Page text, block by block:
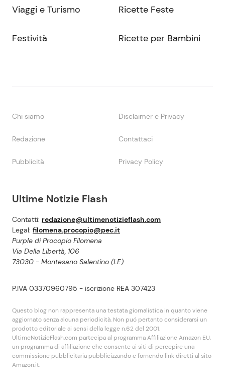
Ultime Notizie Flash
Contatti: redazione@ultimenotizieflash.com
Legal: filomena.procopio@pec.it
Purple di Procopio Filomena
Via Della Libertà, 106
73030 - Montesano Salentino (LE)
P.IVA 03370960795 - iscrizione REA 307423
Questo blog non rappresenta una testata giornalistica in quanto viene
aggiornato senza alcuna periodicità. Non puó pertanto considerarsi un
prodotto editoriale ai sensi della legge n.62 del 2001.
UltimeNotizieFlash.com partecipa al programma Affiliazione Amazon EU,
un programma di affiliazione che consente ai siti di percepire una
commissione pubblicitaria pubblicizzando e fornendo link diretti al sito
Amazon.it.
Viaggi e Turismo
Festività
Ricette Feste
Ricette per Bambini
Chi siamo Disclaimer e Privacy
Redazione Contattaci
Pubblicità Privacy Policy